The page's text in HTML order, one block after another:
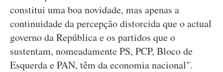
constitui uma boa novidade, mas apenas a
continuidade da percepção distorcida que o actual
governo da República e os partidos que o
sustentam, nomeadamente PS, PCP, Bloco de
Esquerda e PAN, têm da economia nacional".